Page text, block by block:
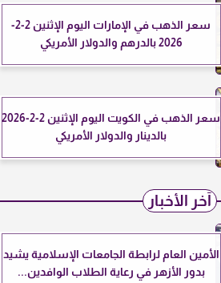
سعر الذهب في الإمارات اليوم الإثنين 2-2-
2026 بالدرهم والدولار الأمريكي
سعر الذهب في الكويت اليوم الإثنين 2-2-2026
بالدينار والدولار الأمريكي
آخر الأخبار
الأمين العام لرابطة الجامعات الإسلامية يشيد
بدور الأزهر في رعاية الطلاب الوافدين...